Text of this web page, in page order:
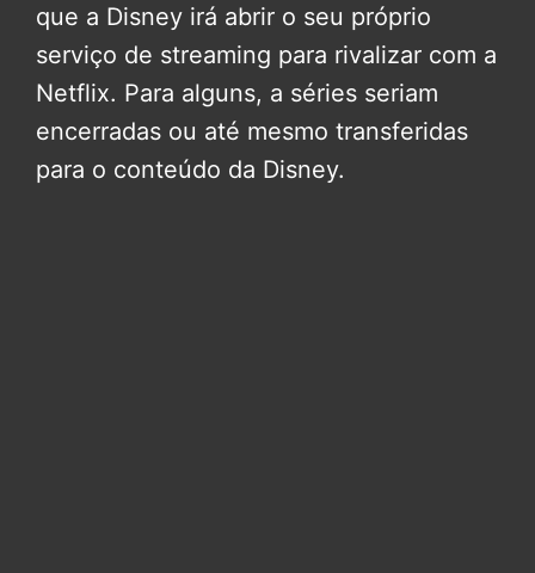
que a Disney irá abrir o seu próprio
serviço de streaming para rivalizar com a
Netflix. Para alguns, a séries seriam
encerradas ou até mesmo transferidas
para o conteúdo da Disney.